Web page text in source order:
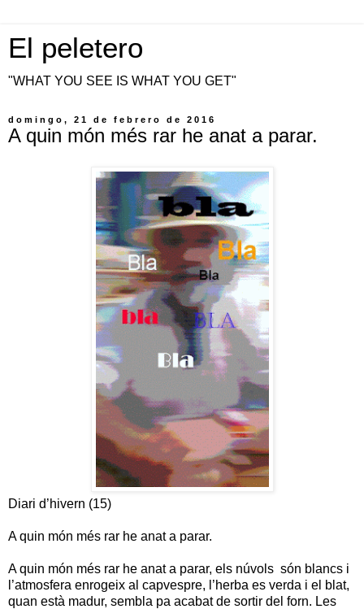
El peletero
"WHAT YOU SEE IS WHAT YOU GET"
domingo, 21 de febrero de 2016
A quin món més rar he anat a parar.
Diari d’hivern (15)
A quin món més rar he anat a parar.
A quin món més rar he anat a parar, els núvols són blancs i
l’atmosfera enrogeix al capvespre, l’herba es verda i el blat,
quan està madur, sembla pa acabat de sortir del forn. Les